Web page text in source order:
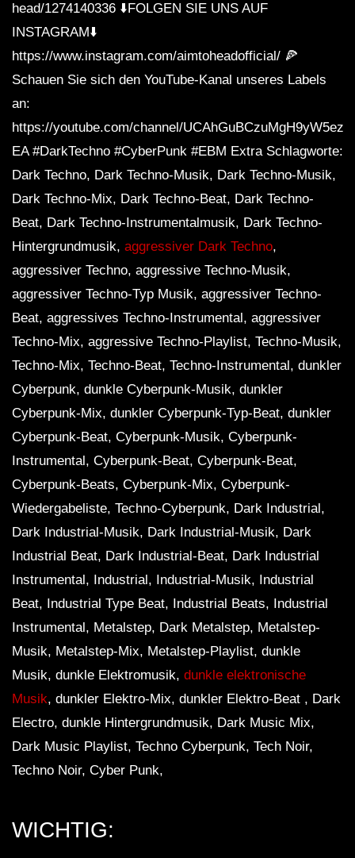
head/1274140336 ⬇️FOLGEN SIE UNS AUF
INSTAGRAM⬇️
https://www.instagram.com/aimtoheadofficial/ 🍕
Schauen Sie sich den YouTube-Kanal unseres Labels
an:
https://youtube.com/channel/
EA #DarkTechno #CyberPunk #EBM Extra Schlagworte:
Dark Techno, Dark Techno-Musik, Dark Techno-Musik,
Dark Techno-Mix, Dark Techno-Beat, Dark Techno-
Beat, Dark Techno-Instrumentalmusik, Dark Techno-
Hintergrundmusik, aggressiver Dark Techno,
aggressiver Techno, aggressive Techno-Musik,
aggressiver Techno-Typ Musik, aggressiver Techno-
Beat, aggressives Techno-Instrumental, aggressiver
Techno-Mix, aggressive Techno-Playlist, Techno-Musik,
Techno-Mix, Techno-Beat, Techno-Instrumental, dunkler
Cyberpunk, dunkle Cyberpunk-Musik, dunkler
Cyberpunk-Mix, dunkler Cyberpunk-Typ-Beat, dunkler
Cyberpunk-Beat, Cyberpunk-Musik, Cyberpunk-
Instrumental, Cyberpunk-Beat, Cyberpunk-Beat,
Cyberpunk-Beats, Cyberpunk-Mix, Cyberpunk-
Wiedergabeliste, Techno-Cyberpunk, Dark Industrial,
Dark Industrial-Musik, Dark Industrial-Musik, Dark
Industrial Beat, Dark Industrial-Beat, Dark Industrial
Instrumental, Industrial, Industrial-Musik, Industrial
Beat, Industrial Type Beat, Industrial Beats, Industrial
Instrumental, Metalstep, Dark Metalstep, Metalstep-
Musik, Metalstep-Mix, Metalstep-Playlist, dunkle
Musik, dunkle Elektromusik, dunkle elektronische
Musik, dunkler Elektro-Mix, dunkler Elektro-Beat , Dark
Electro, dunkle Hintergrundmusik, Dark Music Mix,
Dark Music Playlist, Techno Cyberpunk, Tech Noir,
Techno Noir, Cyber ​​Punk,
WICHTIG: